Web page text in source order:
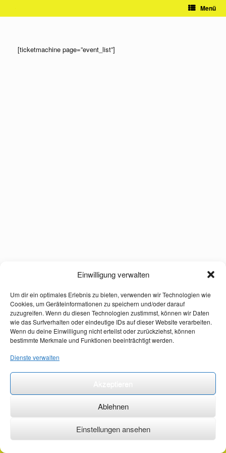
Einwilligung verwalten
Um dir ein optimales Erlebnis zu bieten, verwenden wir Technologien wie
Cookies, um Geräteinformationen zu speichern und/oder darauf
zuzugreifen. Wenn du diesen Technologien zustimmst, können wir Daten
wie das Surfverhalten oder eindeutige IDs auf dieser Website verarbeiten.
Wenn du deine Einwilligung nicht erteilst oder zurückziehst, können
bestimmte Merkmale und Funktionen beeinträchtigt werden.
Dienste verwalten
Ablehnen
Einstellungen ansehen
Menü
[ticketmachine page=”event_list”]
©2026 ·erstehilfekurs-mauch.de ·AGB ·Datenschutzerklärung ·Impressum ·